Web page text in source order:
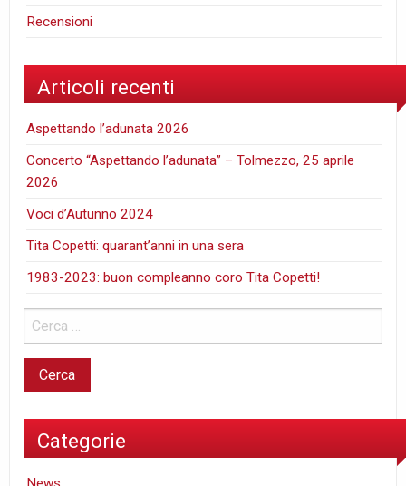
Recensioni
Articoli recenti
Aspettando l’adunata 2026
Concerto “Aspettando l’adunata” – Tolmezzo, 25 aprile
2026
Voci d’Autunno 2024
Tita Copetti: quarant’anni in una sera
1983-2023: buon compleanno coro Tita Copetti!
Categorie